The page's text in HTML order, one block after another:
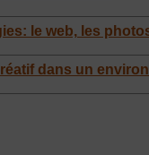
le web, les
dans un